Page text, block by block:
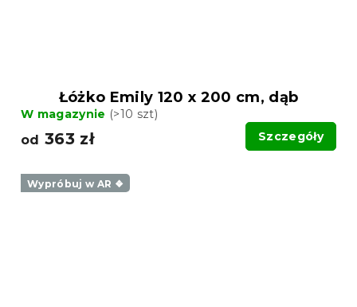
Łóżko Emily 120 x 200 cm, dąb
W magazynie (>10 szt)
od 363 zł Szczegóły
Wypróbuj w AR ❖